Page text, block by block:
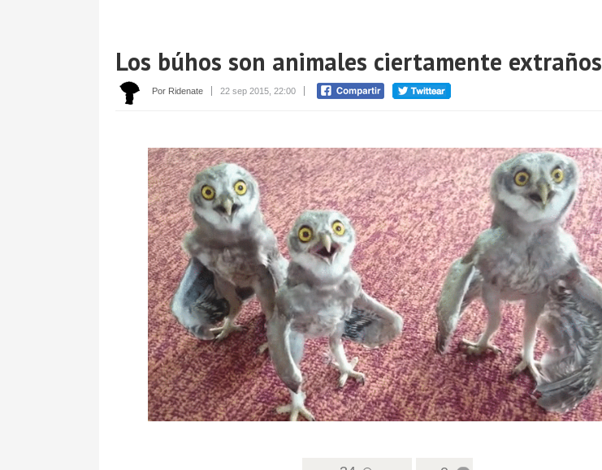
Los búhos son animales ciertamente extraños
Por Ridenate 22 sep 2015, 22:00